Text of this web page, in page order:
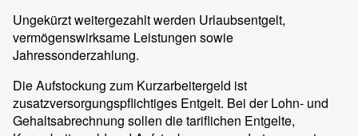
Ungekürzt weitergezahlt werden Urlaubsentgelt,
vermögenswirksame Leistungen sowie
Jahressonderzahlung.
Die Aufstockung zum Kurzarbeitergeld ist
zusatzversorgungspflichtiges Entgelt. Bei der Lohn- und
Gehaltsabrechnung sollen die tariflichen Entgelte,